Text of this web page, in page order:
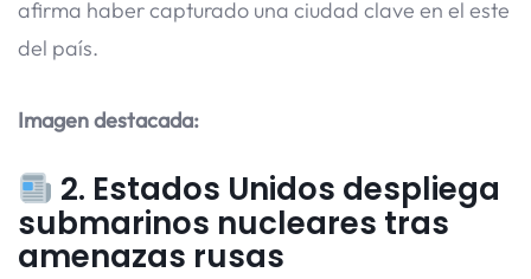
afirma haber capturado una ciudad clave en el este
del país.
Imagen destacada:
2. Estados Unidos despliega
submarinos nucleares tras
amenazas rusas